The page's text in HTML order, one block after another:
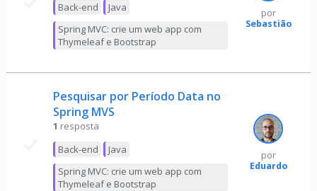
Back-end
Java
Spring MVC: crie um web app com
Thymeleaf e Bootstrap
por
Sebastião
Pesquisar por Período Data no
Spring MVS
1 resposta
Back-end
Java
Spring MVC: crie um web app com
Thymeleaf e Bootstrap
por
Eduardo